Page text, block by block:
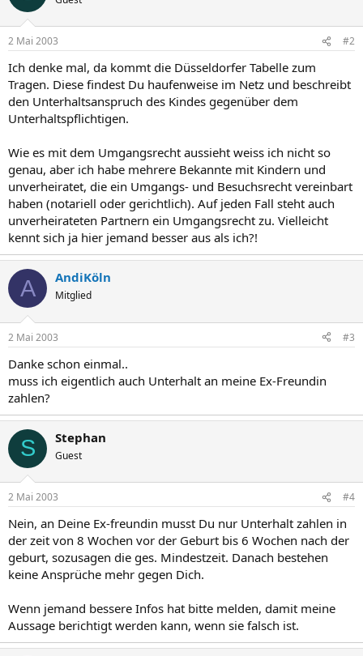
2 Mai 2003 #2
Ich denke mal, da kommt die Düsseldorfer Tabelle zum
Tragen. Diese findest Du haufenweise im Netz und beschreibt
den Unterhaltsanspruch des Kindes gegenüber dem
Unterhaltspflichtigen.
Wie es mit dem Umgangsrecht aussieht weiss ich nicht so
genau, aber ich habe mehrere Bekannte mit Kindern und
unverheiratet, die ein Umgangs- und Besuchsrecht vereinbart
haben (notariell oder gerichtlich). Auf jeden Fall steht auch
unverheirateten Partnern ein Umgangsrecht zu. Vielleicht
kennt sich ja hier jemand besser aus als ich?!
A AndiKöln
Mitglied
2 Mai 2003 #3
Danke schon einmal..
muss ich eigentlich auch Unterhalt an meine Ex-Freundin
zahlen?
S Stephan
Guest
2 Mai 2003 #4
Nein, an Deine Ex-freundin musst Du nur Unterhalt zahlen in
der zeit von 8 Wochen vor der Geburt bis 6 Wochen nach der
geburt, sozusagen die ges. Mindestzeit. Danach bestehen
keine Ansprüche mehr gegen Dich.
Wenn jemand bessere Infos hat bitte melden, damit meine
Aussage berichtigt werden kann, wenn sie falsch ist.